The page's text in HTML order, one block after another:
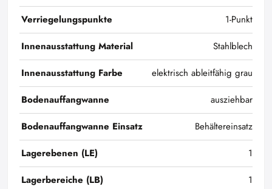
Verriegelungspunkte
1-Punkt
Innenausstattung Material
Stahlblech
Innenausstattung Farbe
elektrisch ableitfähig grau
Bodenauffangwanne
ausziehbar
Bodenauffangwanne Einsatz
Behältereinsatz
Lagerebenen (LE)
1
Lagerbereiche (LB)
1